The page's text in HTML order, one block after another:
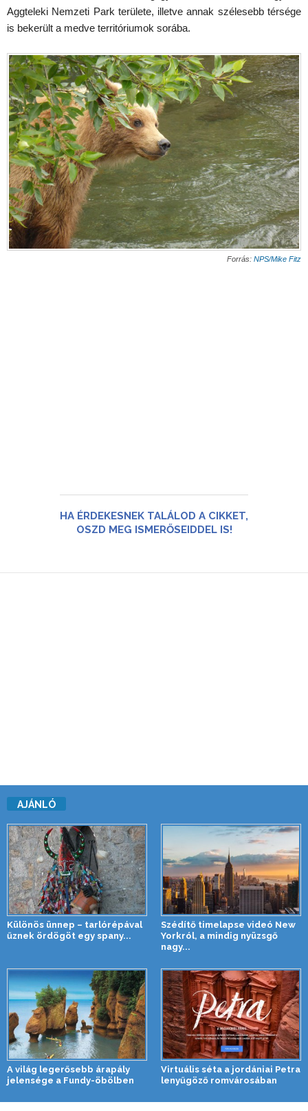
Aggteleki Nemzeti Park területe, illetve annak szélesebb térsége
is bekerült a medve territóriumok sorába.
Forrás: NPS/Mike Fitz
HA ÉRDEKESNEK TALÁLOD A CIKKET,
OSZD MEG ISMERŐSEIDDEL IS!
AJÁNLÓ
Különös ünnep – tarlórépával
űznek ördögöt egy spany...
Szédítő timelapse videó New
Yorkról, a mindig nyüzsgő
nagy...
A világ legerősebb árapály
jelensége a Fundy-öbölben
Virtuális séta a jordániai Petra
lenyűgöző romvárosában